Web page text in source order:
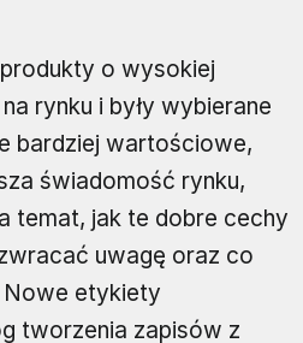
o wysokiej
rynku i były wybierane
bardziej wartościowe,
świadomość rynku,
temat, jak te dobre cechy
uwagę oraz co
Nowe etykiety
tworzenia zapisów z